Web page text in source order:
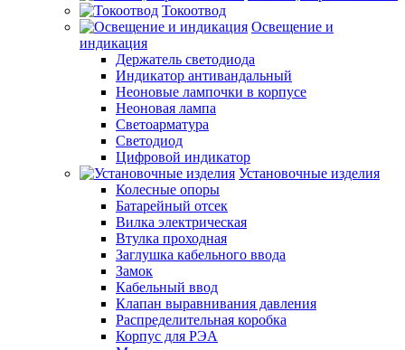
Токоотвод
Освещение и
индикация
Держатель светодиода
Индикатор антивандальный
Неоновые лампочки в корпусе
Неоновая лампа
Светоарматура
Светодиод
Цифровой индикатор
Установочные изделия
Колесные опоры
Батарейный отсек
Вилка электрическая
Втулка проходная
Заглушка кабельного ввода
Замок
Кабельный ввод
Клапан выравнивания давления
Распределительная коробка
Корпус для РЭА